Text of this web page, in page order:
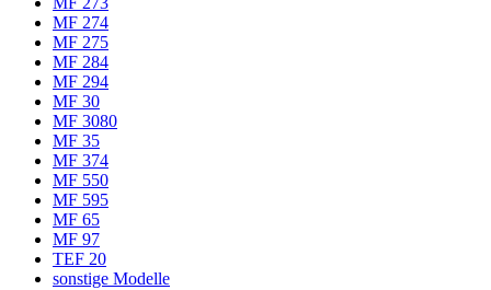
MF 274
MF 275
MF 284
MF 294
MF 30
MF 3080
MF 35
MF 374
MF 550
MF 595
MF 65
MF 97
TEF 20
sonstige Modelle